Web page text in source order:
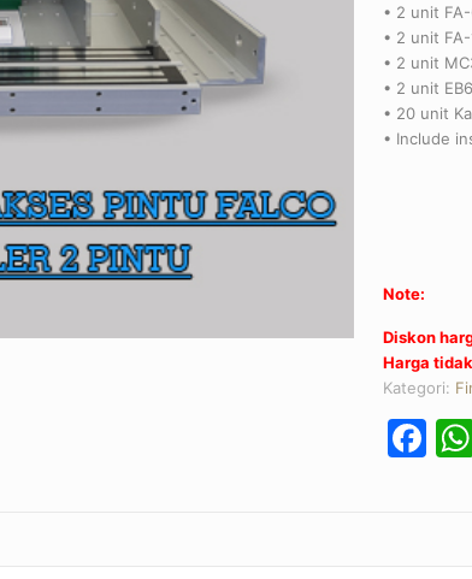
• 2 unit
• 2 unit
• 2 unit
• 2 unit
• 20 unit
• Include
Note:
Diskon
Harga
Kategori: